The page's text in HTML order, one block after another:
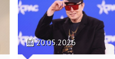
20.05.2026